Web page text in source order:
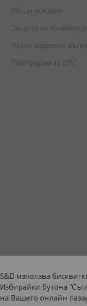
Общи условия
Защита на личните
Често задавани
Платформа за ОРС
S&D използва
Избирайки бутона
на Вашето онлайн